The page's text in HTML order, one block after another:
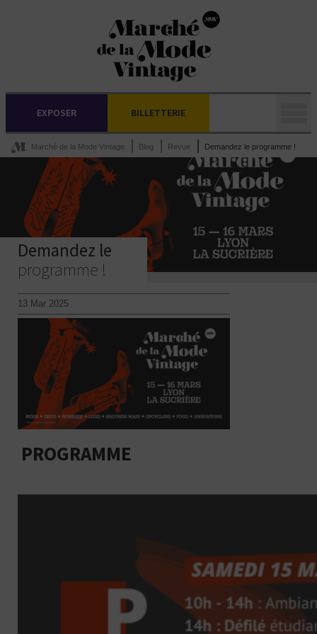
EXPOSER BILLETTERIE
Marché de la Mode Vintage Blog Revue Demandez le programme !
Demandez le
programme !
13 Mar 2025
PROGRAMME